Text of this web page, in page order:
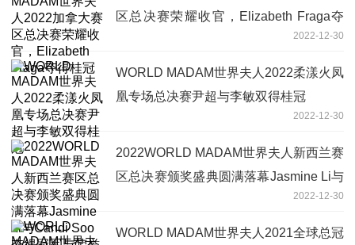
区总决赛荣耀收官，Elizabeth Fraga夺
2022-12-30
WORLD MADAM世界夫人2022柔漾火凤
凰专场总决赛尹超与李敏双得桂冠
2022-12-30
2022WORLD MADAM世界夫人新西兰赛
区总决赛颁奖盛典圆满落幕Jasmine Li与
2022-12-30
WORLD MADAM世界夫人2021全球总冠